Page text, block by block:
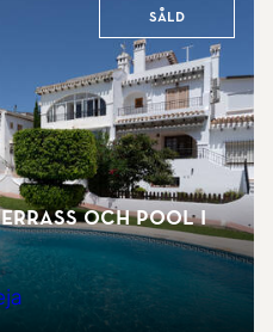
Såld
och pool i